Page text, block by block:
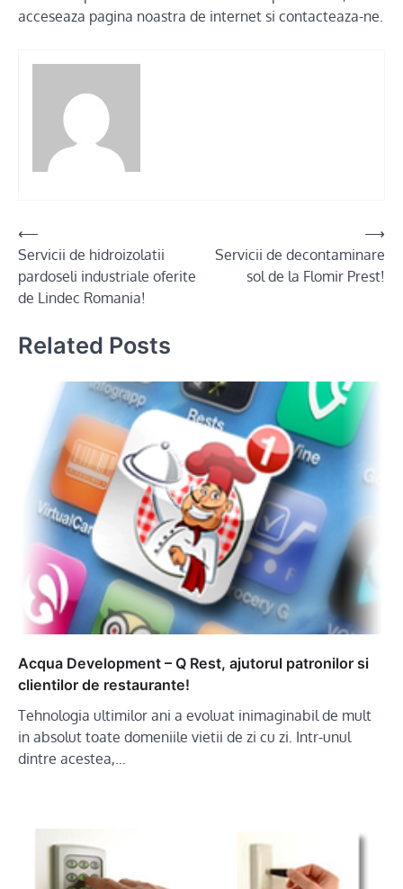
acceseaza pagina noastra de internet si contacteaza-ne.
Post
navigation
⟵
Servicii de hidroizolatii
pardoseli industriale oferite
de Lindec Romania!
Servicii de decontaminare
sol de la Flomir Prest!
⟶
Related Posts
Acqua Development – Q Rest, ajutorul patronilor si
clientilor de restaurante!
Tehnologia ultimilor ani a evoluat inimaginabil de mult
in absolut toate domeniile vietii de zi cu zi. Intr-unul
dintre acestea,…